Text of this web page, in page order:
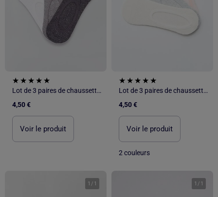
Lot de 3 paires de chaussettes invisibles
4,50 €
Voir le produit
Lot de 3 paires de chaussettes invisibles
4,50 €
Voir le produit
2 couleurs
1 / 1 1 / 1